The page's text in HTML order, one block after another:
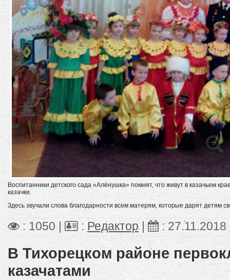
Воспитанники детского сада «Алёнушка» помнят, что живут в казачьем
казачки.
Здесь звучали слова благодарности всем матерям, которые дарят детям
: 1050 | : Редактор : 27.11.2018
В Тихорецком районе
казачатами